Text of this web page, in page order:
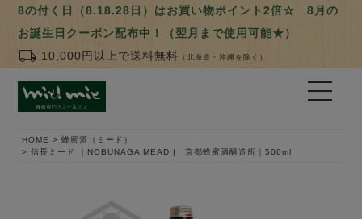
8の付く日（8.18.28日）はお買い物ポイント2倍☆ 8月の
お誕生日クーポン配布中！（翌月まで使用可能★）
local_shipping 10,000円以上で送料無料 （北海道・沖縄を除く）
HOME
蜂蜜酒（ミード）
信長ミード ｜NOBUNAGA MEAD | 京都蜂蜜酒醸造所｜500ml